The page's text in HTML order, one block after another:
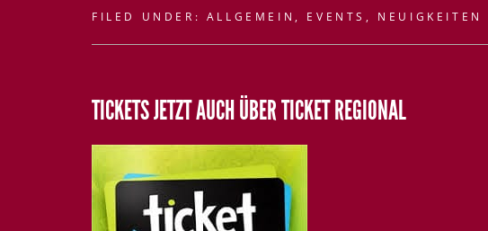
FILED UNDER: ALLGEMEIN , EVENTS , NEUIGKEITEN
TICKETS JETZT AUCH ÜBER TICKET REGIONAL